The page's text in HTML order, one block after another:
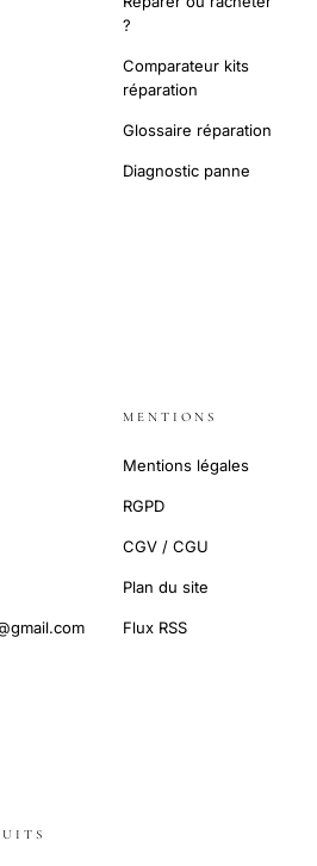
?
Comparateur kits
réparation
Glossaire réparation
Diagnostic panne
MENTIONS
Mentions légales
RGPD
CGV / CGU
Plan du site
Flux RSS